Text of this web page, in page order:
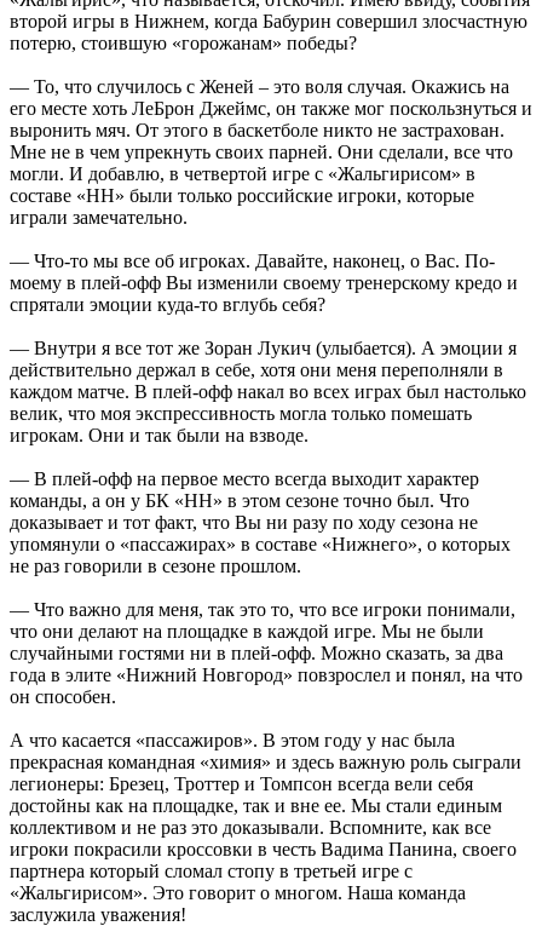
второй игры в Нижнем, когда Бабурин совершил злосчастную
потерю, стоившую «горожанам» победы?
— То, что случилось с Женей – это воля случая. Окажись на
его месте хоть ЛеБрон Джеймс, он также мог поскользнуться и
выронить мяч. От этого в баскетболе никто не застрахован.
Мне не в чем упрекнуть своих парней. Они сделали, все что
могли. И добавлю, в четвертой игре с «Жальгирисом» в
составе «НН» были только российские игроки, которые
играли замечательно.
— Что-то мы все об игроках. Давайте, наконец, о Вас. По-
моему в плей-офф Вы изменили своему тренерскому кредо и
спрятали эмоции куда-то вглубь себя?
— Внутри я все тот же Зоран Лукич (улыбается). А эмоции я
действительно держал в себе, хотя они меня переполняли в
каждом матче. В плей-офф накал во всех играх был настолько
велик, что моя экспрессивность могла только помешать
игрокам. Они и так были на взводе.
— В плей-офф на первое место всегда выходит характер
команды, а он у БК «НН» в этом сезоне точно был. Что
доказывает и тот факт, что Вы ни разу по ходу сезона не
упомянули о «пассажирах» в составе «Нижнего», о которых
не раз говорили в сезоне прошлом.
— Что важно для меня, так это то, что все игроки понимали,
что они делают на площадке в каждой игре. Мы не были
случайными гостями ни в плей-офф. Можно сказать, за два
года в элите «Нижний Новгород» повзрослел и понял, на что
он способен.
А что касается «пассажиров». В этом году у нас была
прекрасная командная «химия» и здесь важную роль сыграли
легионеры: Брезец, Троттер и Томпсон всегда вели себя
достойны как на площадке, так и вне ее. Мы стали единым
коллективом и не раз это доказывали. Вспомните, как все
игроки покрасили кроссовки в честь Вадима Панина, своего
партнера который сломал стопу в третьей игре с
«Жальгирисом». Это говорит о многом. Наша команда
заслужила уважения!